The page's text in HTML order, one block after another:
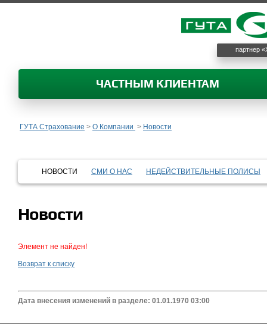
партнер
ЧАСТНЫМ КЛИЕНТАМ
ГУТА Страхование > О Компании > Новости
НОВОСТИ СМИ О НАС НЕДЕЙСТВИТЕЛЬНЫЕ ПОЛИСЫ
Новости
Элемент не найден!
Возврат к списку
Дата внесения изменений в разделе: 01.01.1970 03:00